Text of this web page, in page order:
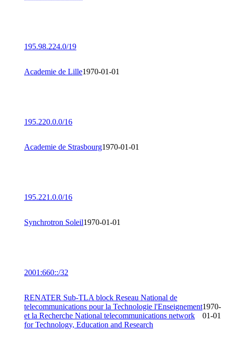
195.98.224.0/19
Academie de Lille1970-01-01
195.220.0.0/16
Academie de Strasbourg1970-01-01
195.221.0.0/16
Synchrotron Soleil1970-01-01
2001:660::/32
RENATER Sub-TLA block Reseau National de
telecommunications pour la Technologie l'Enseignement
et la Recherche National telecommunications network
for Technology, Education and Research
1970-
01-01